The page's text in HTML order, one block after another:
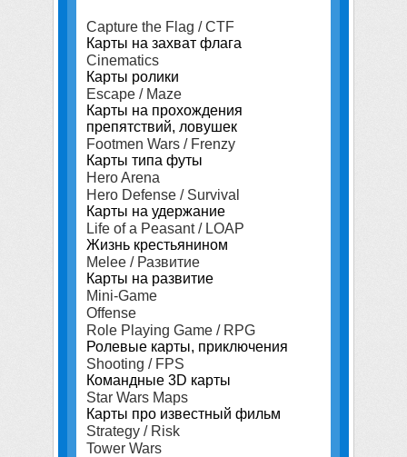
Capture the Flag / CTF
Карты на захват флага
Cinematics
Карты ролики
Escape / Maze
Карты на прохождения
препятствий, ловушек
Footmen Wars / Frenzy
Карты типа футы
Hero Arena
Hero Defense / Survival
Карты на удержание
Life of a Peasant / LOAP
Жизнь крестьянином
Melee / Развитие
Карты на развитие
Mini-Game
Offense
Role Playing Game / RPG
Ролевые карты, приключения
Shooting / FPS
Командные 3D карты
Star Wars Maps
Карты про известный фильм
Strategy / Risk
Tower Wars